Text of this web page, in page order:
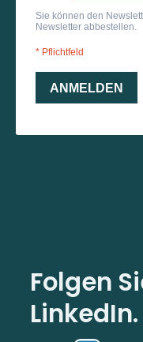
Folgen
LinkedIn.